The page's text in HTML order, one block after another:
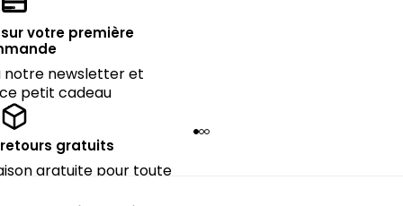
votre première
notre newsletter et
petit cadeau
gratuits
gratuite pour toute